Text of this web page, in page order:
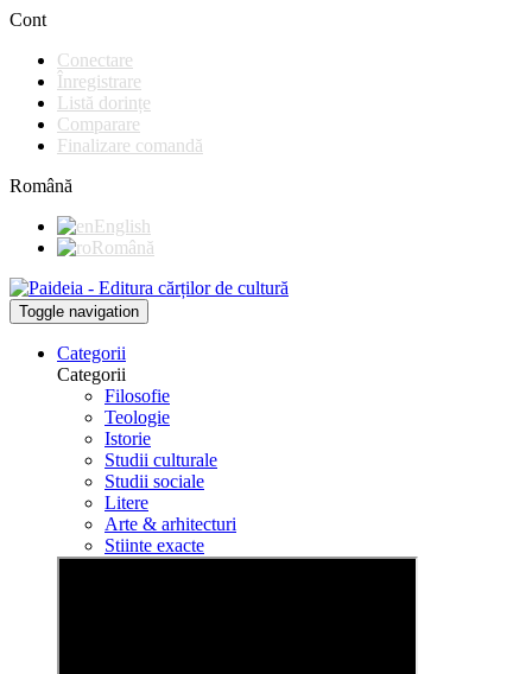
Cont
Conectare
Înregistrare
Listă dorințe
Comparare
Finalizare comandă
Română
English
Română
Toggle navigation
Categorii
Categorii
Filosofie
Teologie
Istorie
Studii culturale
Studii sociale
Litere
Arte & arhitecturi
Stiinte exacte